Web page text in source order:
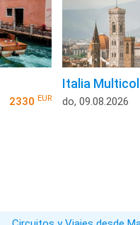
2330EUR
Italia
do, 09.08.2026